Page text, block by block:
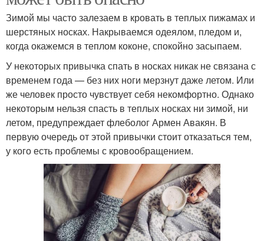
Зимой мы часто залезаем в кровать в теплых пижамах и
шерстяных носках. Накрываемся одеялом, пледом и,
когда окажемся в теплом коконе, спокойно засыпаем.
У некоторых привычка спать в носках никак не связана с
временем года — без них ноги мерзнут даже летом. Или
же человек просто чувствует себя некомфортно. Однако
некоторым нельзя спасть в теплых носках ни зимой, ни
летом, предупреждает флеболог Армен Авакян. В
первую очередь от этой привычки стоит отказаться тем,
у кого есть проблемы с кровообращением.